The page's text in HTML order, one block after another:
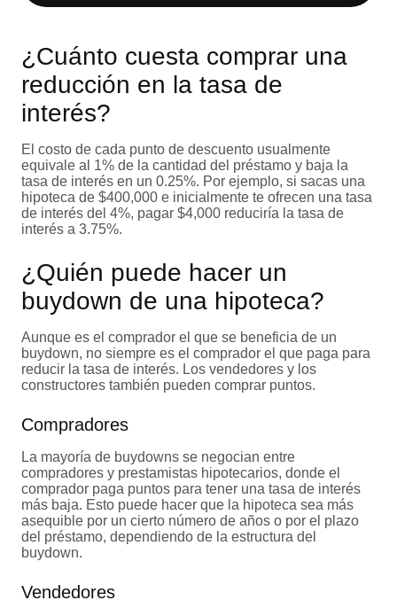
¿Cuánto cuesta comprar una
reducción en la tasa de
interés?
El costo de cada punto de descuento usualmente
equivale al 1% de la cantidad del préstamo y baja la
tasa de interés en un 0.25%. Por ejemplo, si sacas una
hipoteca de $400,000 e inicialmente te ofrecen una tasa
de interés del 4%, pagar $4,000 reduciría la tasa de
interés a 3.75%.
¿Quién puede hacer un
buydown de una hipoteca?
Aunque es el comprador el que se beneficia de un
buydown, no siempre es el comprador el que paga para
reducir la tasa de interés. Los vendedores y los
constructores también pueden comprar puntos.
Compradores
La mayoría de buydowns se negocian entre
compradores y prestamistas hipotecarios, donde el
comprador paga puntos para tener una tasa de interés
más baja. Esto puede hacer que la hipoteca sea más
asequible por un cierto número de años o por el plazo
del préstamo, dependiendo de la estructura del
buydown.
Vendedores